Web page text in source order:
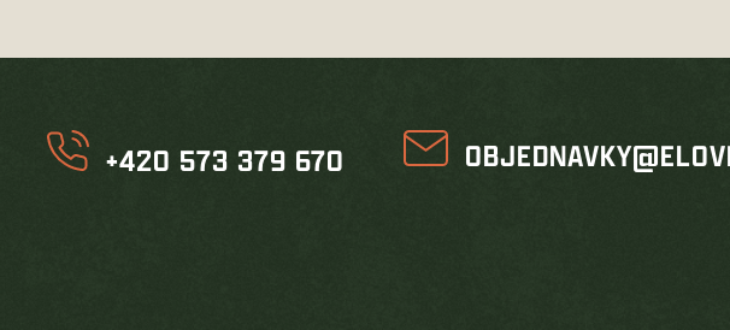
+420 573 379 670